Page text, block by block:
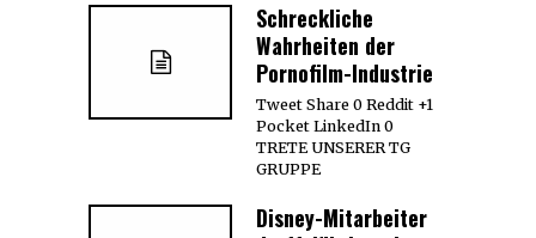
Schreckliche
Wahrheiten der
Pornofilm-Industrie
Tweet Share 0 Reddit +1
Pocket LinkedIn 0
TRETE UNSERER TG
GRUPPE
Disney-Mitarbeiter